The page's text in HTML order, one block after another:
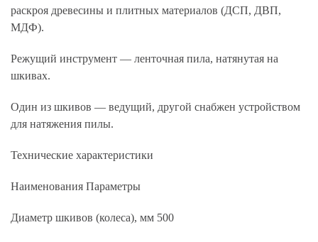
раскроя древесины и плитных материалов (ДСП, ДВП,
МДФ).
Режущий инструмент — ленточная пила, натянутая на
шкивах.
Один из шкивов — ведущий, другой снабжен устройством
для натяжения пилы.
Технические характеристики
Наименования Параметры
Диаметр шкивов (колеса), мм 500